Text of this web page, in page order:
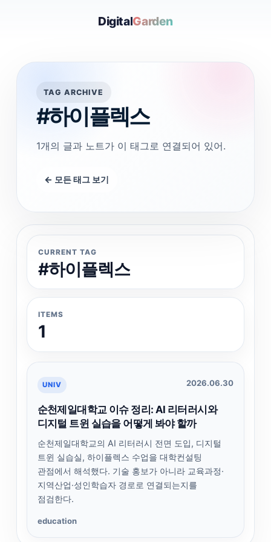
DigitalGarden
TAG ARCHIVE
#하이플렉스
1개의 글과 노트가 이 태그로 연결되어 있어.
← 모든 태그 보기
CURRENT TAG
#하이플렉스
ITEMS
1
UNIV 2026.06.30
순천제일대학교 이슈 정리: AI 리터러시와
디지털 트윈 실습을 어떻게 봐야 할까
순천제일대학교의 AI 리터러시 전면 도입, 디지털
트윈 실습실, 하이플렉스 수업을 대학컨설팅
관점에서 해석했다. 기술 홍보가 아니라 교육과정·
지역산업·성인학습자 경로로 연결되는지를
점검한다.
education